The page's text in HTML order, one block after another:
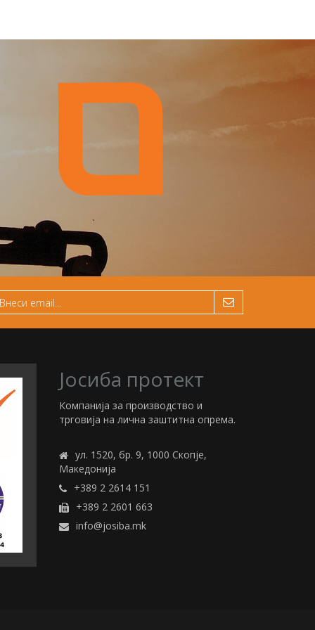
Јосиба протект
Компанија за производство и
трговија на лична заштитна опрема.
ул. 1520, бр. 9, 1000 Скопје,
Македонија
+389 2 2614 151
+389 2 2601 663
info@josiba.mk